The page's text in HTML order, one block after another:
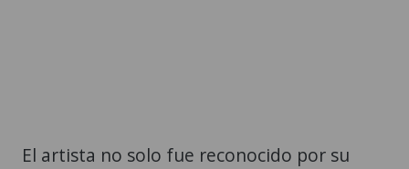
El artista no solo fue reconocido por su